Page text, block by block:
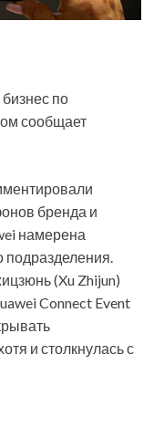
по
сообщает
бренда и
намерена
подразделения.
(Xu Zhijun)
Connect Event
и столкнулась с